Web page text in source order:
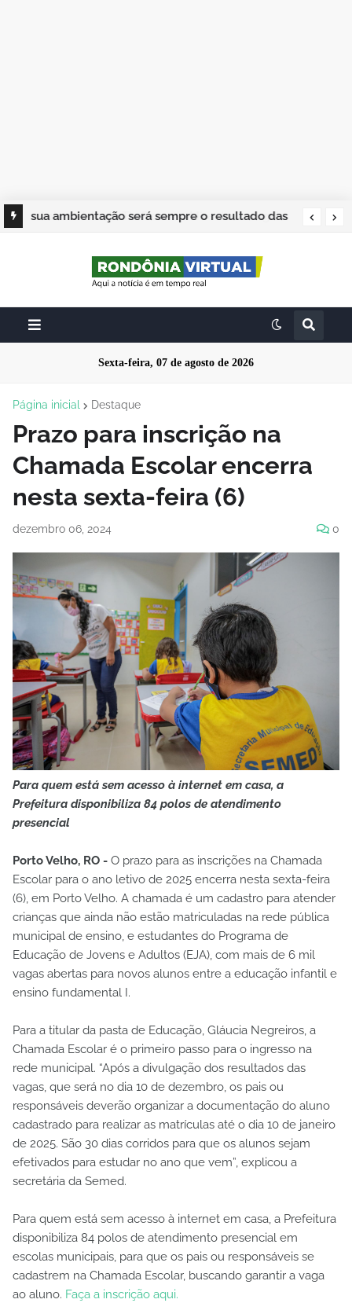
sua ambientação será sempre o resultado das
Sexta-feira, 07 de agosto de 2026
Página inicial Destaque
Prazo para inscrição na
Chamada Escolar encerra
nesta sexta-feira (6)
dezembro 06, 2024 0
Para quem está sem acesso à internet em casa, a
Prefeitura disponibiliza 84 polos de atendimento
presencial
Porto Velho, RO - O prazo para as inscrições na Chamada
Escolar para o ano letivo de 2025 encerra nesta sexta-feira
(6), em Porto Velho. A chamada é um cadastro para atender
crianças que ainda não estão matriculadas na rede pública
municipal de ensino, e estudantes do Programa de
Educação de Jovens e Adultos (EJA), com mais de 6 mil
vagas abertas para novos alunos entre a educação infantil e
ensino fundamental I.
Para a titular da pasta de Educação, Gláucia Negreiros, a
Chamada Escolar é o primeiro passo para o ingresso na
rede municipal. “Após a divulgação dos resultados das
vagas, que será no dia 10 de dezembro, os pais ou
responsáveis deverão organizar a documentação do aluno
cadastrado para realizar as matrículas até o dia 10 de janeiro
de 2025. São 30 dias corridos para que os alunos sejam
efetivados para estudar no ano que vem”, explicou a
secretária da Semed.
Para quem está sem acesso à internet em casa, a Prefeitura
disponibiliza 84 polos de atendimento presencial em
escolas municipais, para que os pais ou responsáveis se
cadastrem na Chamada Escolar, buscando garantir a vaga
ao aluno. Faça a inscrição aqui.